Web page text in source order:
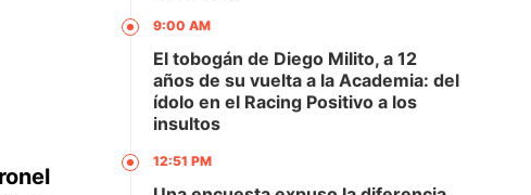
9:00 AM
El tobogán de Diego Milito, a 12
años de su vuelta a la Academia: del
ídolo en el Racing Positivo a los
insultos
12:51 PM